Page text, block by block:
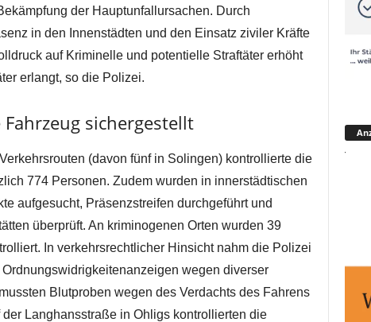
der Hauptunfallursachen. Durch
in den Innenstädten und den Einsatz ziviler Kräfte
auf Kriminelle und potentielle Straftäter erhöht
erlangt, so die Polizei.
sichergestellt
(davon fünf in Solingen) kontrollierte die
774 Personen. Zudem wurden in innerstädtischen
aufgesucht, Präsenzstreifen durchgeführt und
überprüft. An kriminogenen Orten wurden 39
In verkehrsrechtlicher Hinsicht nahm die Polizei
wegen diverser
Blutproben wegen des Verdachts des Fahrens
Langhansstraße in Ohligs kontrollierten die